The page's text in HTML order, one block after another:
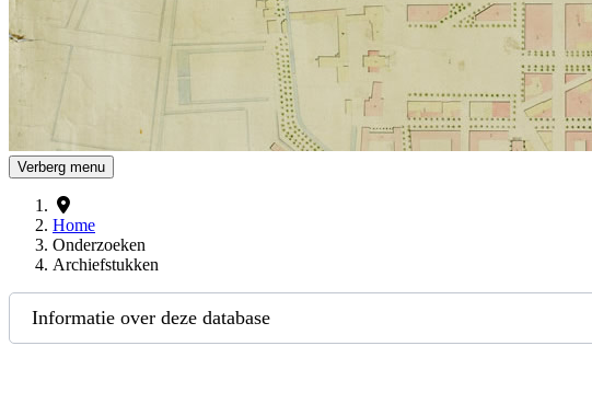
Verberg menu
Home
Onderzoeken
Archiefstukken
Informatie over deze database